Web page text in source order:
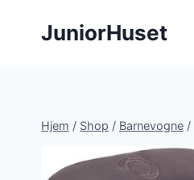
JuniorHuset
Hjem / Shop / Barnevogne /